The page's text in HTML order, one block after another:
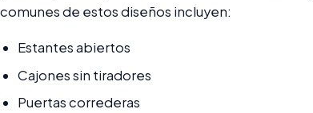
comunes de estos diseños incluyen:
Estantes abiertos
Cajones sin tiradores
Puertas correderas